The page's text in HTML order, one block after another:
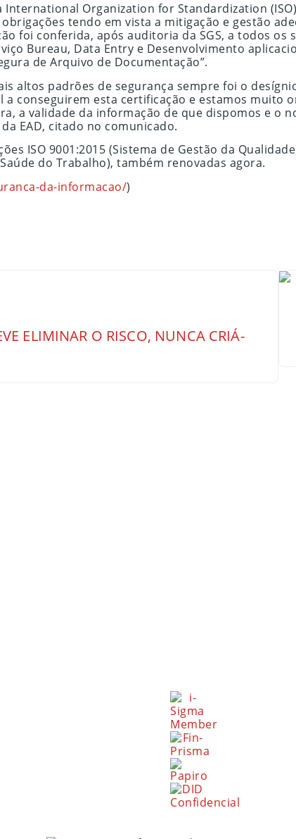
Organization for Standardization
tendo em vista a mitigação e gestão
foi conferida, após auditoria da SGS, a todos
Bureau, Data Entry e Desenvolvimento
de Arquivo de Documentação”.
altos padrões de segurança sempre foi o
conseguirem esta certificação e estamos muito
a validade da informação de que dispomos e o
EAD, citado no comunicado.
ISO 9001:2015 (Sistema de Gestão da
do Trabalho), também renovadas agora.
da-informacao/)
ELIMINAR O RISCO, NUNCA CRIÁ-